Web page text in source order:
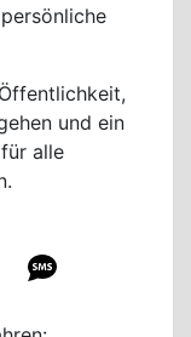
und ein
alle